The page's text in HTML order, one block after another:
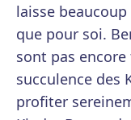
laisse
que pour soi.
sont pas
succulence des
profiter